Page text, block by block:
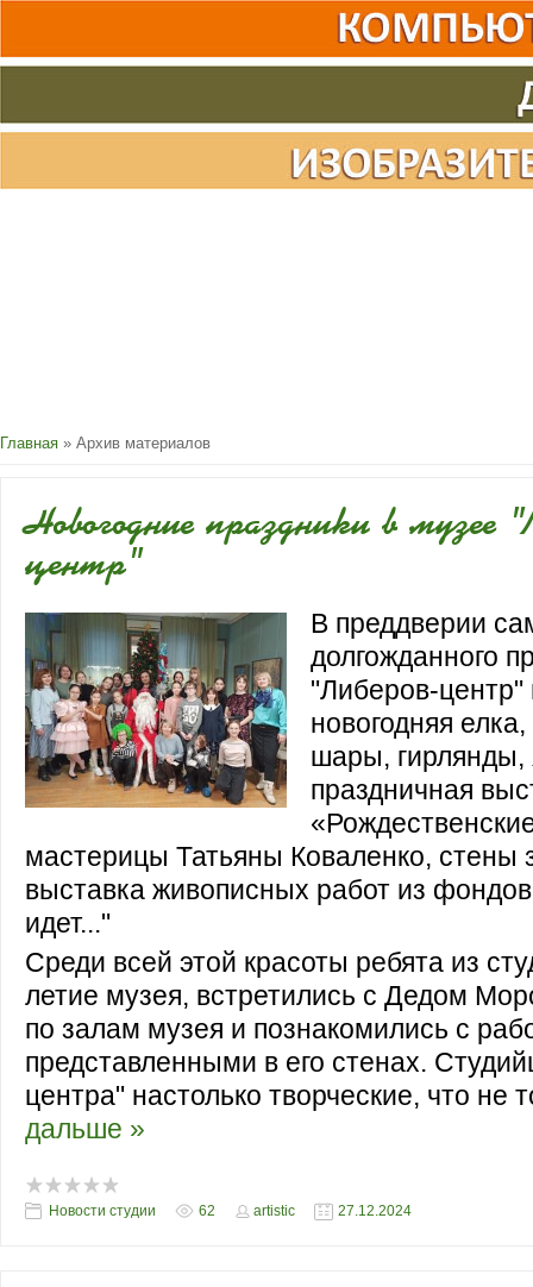
Главная » Архив материалов
Новогодние праздники в музее
центр"
В преддверии
долгожданного
"Либеров-центр"
новогодняя
шары, гирлянды,
праздничная
мастерицы Татьяны Коваленко, стены
выставка живописных работ из
идет..."
Среди всей этой красоты ребята из
летие музея, встретились с Дедом
по залам музея и познакомились с
представленными в его стенах.
центра" настолько творческие, что не
дальше »
Новости студии 62 artistic 27.12.2024